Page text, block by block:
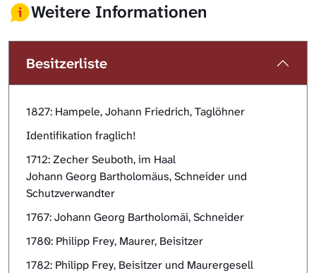
Weitere Informationen
Besitzerliste
1827: Hampele, Johann Friedrich, Taglöhner
Identifikation fraglich!
1712: Zecher Seuboth, im Haal
Johann Georg Bartholomäus, Schneider und
Schutzverwandter
1767: Johann Georg Bartholomäi, Schneider
1780: Philipp Frey, Maurer, Beisitzer
1782: Philipp Frey, Beisitzer und Maurergesell